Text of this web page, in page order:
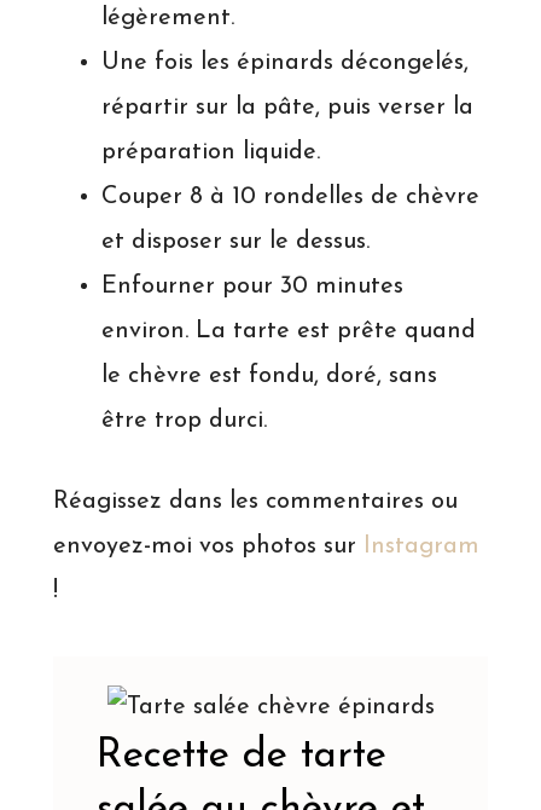
légèrement.
Une fois les épinards décongelés,
répartir sur la pâte, puis verser la
préparation liquide.
Couper 8 à 10 rondelles de chèvre
et disposer sur le dessus.
Enfourner pour 30 minutes
environ. La tarte est prête quand
le chèvre est fondu, doré, sans
être trop durci.
Réagissez dans les commentaires ou
envoyez-moi vos photos sur Instagram
!
Recette de tarte